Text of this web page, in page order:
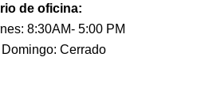
de oficina:
8:30AM- 5:00 PM
Cerrado